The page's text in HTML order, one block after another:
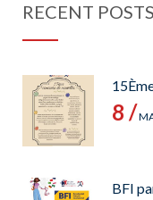
RECENT POSTS
8 /
BFI